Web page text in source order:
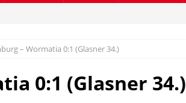
– Wormatia 0:1 (Glasner 34.)
0:1 (Glasner 34.)